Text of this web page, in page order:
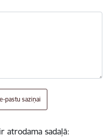
pastu saziņai
atrodama sadaļā: